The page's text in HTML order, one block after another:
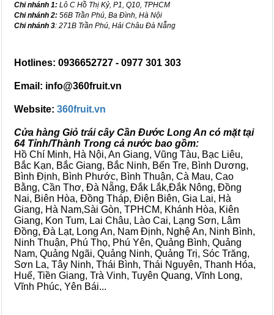
Chi nhánh 1: Lô C Hồ Thị Kỷ, P1, Q10, TPHCM
Chi nhánh 2: 56B Trần Phú, Ba Đình, Hà Nội
Chi nhánh 3: 271B Trần Phú, Hải Châu Đà Nẵng
Hotlines: 0936652727 - 0977 301 303
Email: info@360fruit.vn
Website: 360fruit.vn
Cửa hàng Giỏ trái cây Cần Đước Long An có mặt tại
64 Tỉnh/Thành Trong cả nước bao gồm:
Hồ Chí Minh, Hà Nội, An Giang, Vũng Tàu, Bạc Liêu,
Bắc Kạn, Bắc Giang, Bắc Ninh, Bến Tre, Bình Dương,
Bình Định, Bình Phước, Bình Thuận, Cà Mau, Cao
Bằng, Cần Thơ, Đà Nẵng, Đắk Lắk,Đắk Nông, Đồng
Nai, Biên Hòa, Đồng Tháp, Điện Biên, Gia Lai, Hà
Giang, Hà Nam,Sài Gòn, TPHCM, Khánh Hòa, Kiên
Giang, Kon Tum, Lai Châu, Lào Cai, Lạng Sơn, Lâm
Đồng, Đà Lạt, Long An, Nam Định, Nghệ An, Ninh Bình,
Ninh Thuận, Phú Thọ, Phú Yên, Quảng Bình, Quảng
Nam, Quảng Ngãi, Quảng Ninh, Quảng Trị, Sóc Trăng,
Sơn La, Tây Ninh, Thái Bình, Thái Nguyên, Thanh Hóa,
Huế, Tiền Giang, Trà Vinh, Tuyên Quang, Vĩnh Long,
Vĩnh Phúc, Yên Bái...